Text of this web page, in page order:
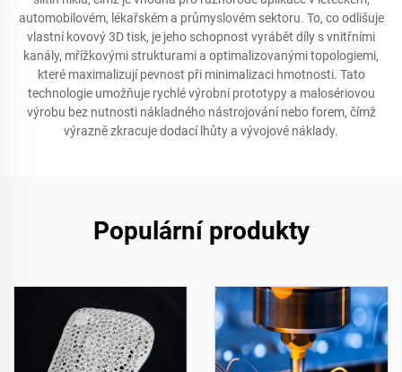
automobilovém, lékařském a průmyslovém sektoru. To, co odlišuje
vlastní kovový 3D tisk, je jeho schopnost vyrábět díly s vnitřními
kanály, mřížkovými strukturami a optimalizovanými topologiemi,
které maximalizují pevnost při minimalizaci hmotnosti. Tato
technologie umožňuje rychlé výrobní prototypy a malosériovou
výrobu bez nutnosti nákladného nástrojování nebo forem, čímž
výrazně zkracuje dodací lhůty a vývojové náklady.
Populární produkty